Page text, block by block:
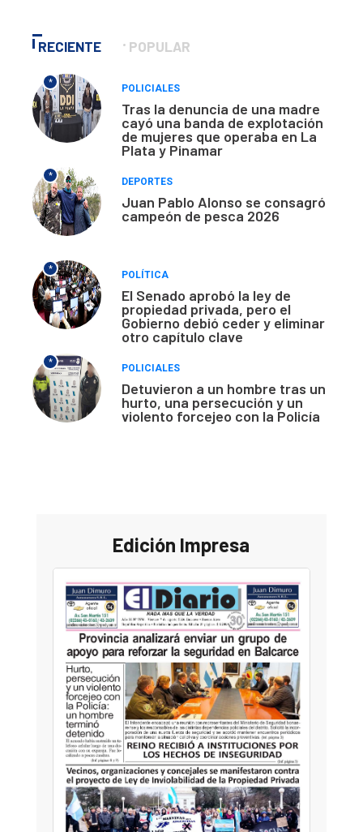
RECIENTE POPULAR
*
POLICIALES
Tras la denuncia de una madre
cayó una banda de explotación
de mujeres que operaba en La
Plata y Pinamar
*
DEPORTES
Juan Pablo Alonso se consagró
campeón de pesca 2026
*
POLÍTICA
El Senado aprobó la ley de
propiedad privada, pero el
Gobierno debió ceder y eliminar
otro capítulo clave
*
POLICIALES
Detuvieron a un hombre tras un
hurto, una persecución y un
violento forcejeo con la Policía
Edición Impresa